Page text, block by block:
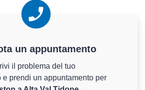
un appuntamento
il problema del tuo
e prendi un appuntamento per